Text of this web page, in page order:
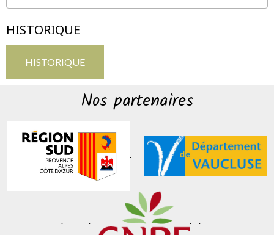
HISTORIQUE
HISTORIQUE
Nos partenaires
.
. . . .